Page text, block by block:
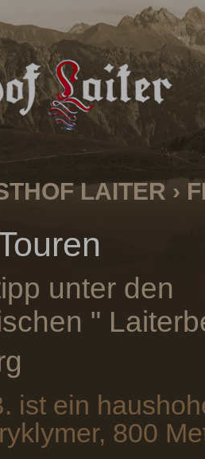
LAITER ›
unter den
"
ist ein
800